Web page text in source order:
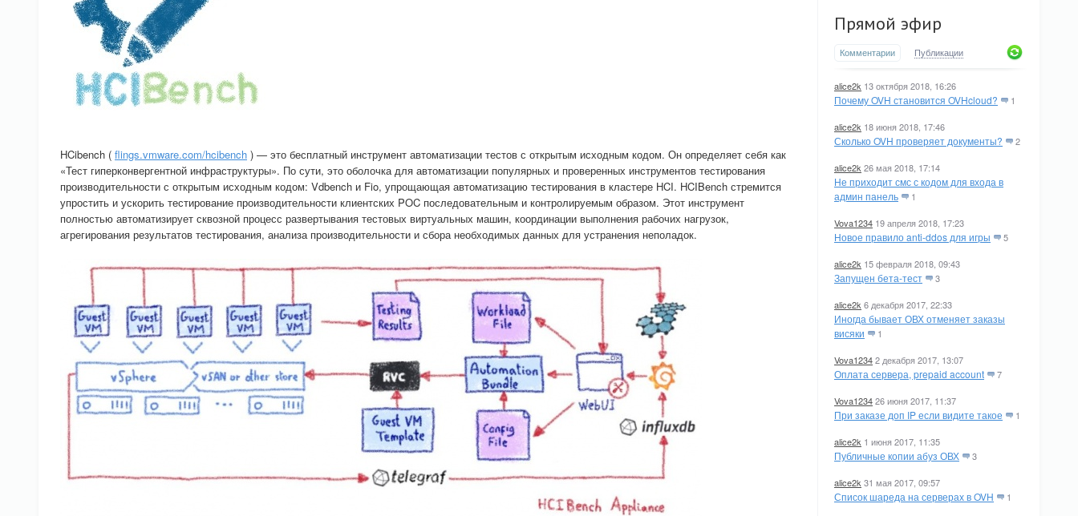
Прямой эфир
Комментарии Публикации
alice2k 13 октября 2018, 16:26
Почему OVH становится OVHcloud? 1
alice2k 18 июня 2018, 17:46
Сколько OVH проверяет документы? 2
alice2k 26 мая 2018, 17:14
Не приходит смс с кодом для входа в
админ панель
1
Vova1234 19 апреля 2018, 17:23
Новое правило anti-ddos для игры 5
alice2k 15 февраля 2018, 09:43
Запущен бета-тест 3
alice2k 6 декабря 2017, 22:33
Иногда бывает ОВХ отменяет заказы
висяки
1
Vova12342 декабря 2017, 13:07
Оплата сервера, prepaid account 7
Vova123426 июня 2017, 11:37
При заказе доп IP если видите такое 1
alice2k 1 июня 2017, 11:35
Публичные копии абуз ОВХ 3
alice2k 31 мая 2017, 09:57
Список шареда на серверах в OVH 1
HCibench ( flings.vmware.com/hcibench ) — это бесплатный инструмент автоматизации тестов с открытым исходным кодом. Он определяет себя как
«Тест гиперконвергентной инфраструктуры». По сути, это оболочка для автоматизации популярных и проверенных инструментов тестирования
производительности с открытым исходным кодом: Vdbench и Fio, упрощающая автоматизацию тестирования в кластере HCI. HCIBench стремится
упростить и ускорить тестирование производительности клиентских POC последовательным и контролируемым образом. Этот инструмент
полностью автоматизирует сквозной процесс развертывания тестовых виртуальных машин, координации выполнения рабочих нагрузок,
агрегирования результатов тестирования, анализа производительности и сбора необходимых данных для устранения неполадок.